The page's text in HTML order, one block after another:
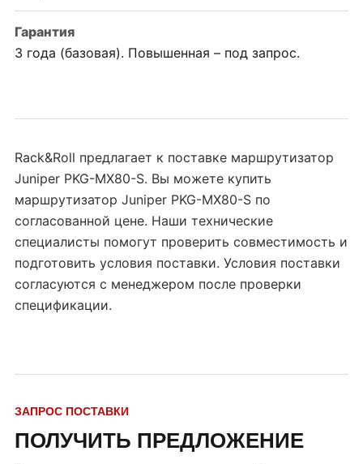
Гарантия
3 года (базовая). Повышенная – под запрос.
Rack&Roll предлагает к поставке маршрутизатор
Juniper PKG-MX80-S. Вы можете купить
маршрутизатор Juniper PKG-MX80-S по
согласованной цене. Наши технические
специалисты помогут проверить совместимость и
подготовить условия поставки. Условия поставки
согласуются с менеджером после проверки
спецификации.
ЗАПРОС ПОСТАВКИ
ПОЛУЧИТЬ ПРЕДЛОЖЕНИЕ